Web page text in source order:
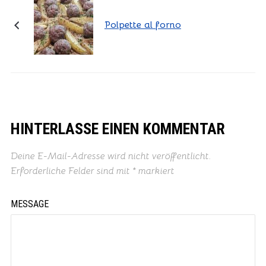
Polpette al forno
HINTERLASSE EINEN KOMMENTAR
Deine E-Mail-Adresse wird nicht veröffentlicht.
Erforderliche Felder sind mit *markiert
MESSAGE